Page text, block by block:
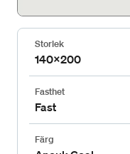
Storlek
140x200
Fasthet
Fast
Färg